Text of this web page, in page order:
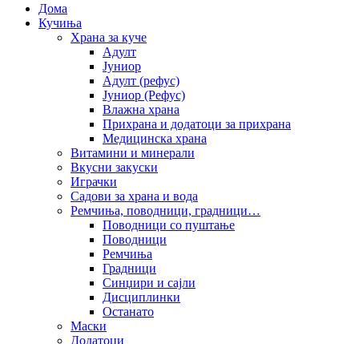
Дома
Кучиња
Храна за куче
Адулт
Јуниор
Адулт (рефус)
Јуниор (Рефус)
Влажна храна
Прихрана и додатоци за прихрана
Медицинска храна
Витамини и минерали
Вкусни закуски
Играчки
Садови за храна и вода
Ремчиња, поводници, градници…
Поводници со пуштање
Поводници
Ремчиња
Градници
Синџири и сајли
Дисциплинки
Останато
Маски
Додатоци